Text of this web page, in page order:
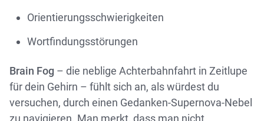
Orientierungsschwierigkeiten
Wortfindungsstörungen
Brain Fog – die neblige Achterbahnfahrt in Zeitlupe
für dein Gehirn – fühlt sich an, als würdest du
versuchen, durch einen Gedanken-Supernova-Nebel
zu navigieren. Man merkt, dass man nicht